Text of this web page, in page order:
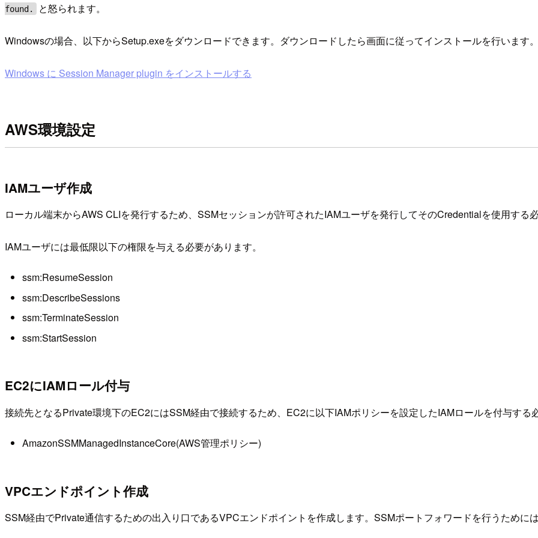
found.
と怒られます。
Windowsの場合、以下からSetup.exeをダウンロードできます。ダウンロードしたら画面に従ってインストールを行います。
Windows に Session Manager plugin をインストールする
AWS環境設定
IAMユーザ作成
ローカル端末からAWS CLIを発行するため、SSMセッションが許可されたIAMユーザを発行してそのCredentialを使用する必
IAMユーザには最低限以下の権限を与える必要があります。
ssm:ResumeSession
ssm:DescribeSessions
ssm:TerminateSession
ssm:StartSession
EC2にIAMロール付与
接続先となるPrivate環境下のEC2にはSSM経由で接続するため、EC2に以下IAMポリシーを設定したIAMロールを付与する
AmazonSSMManagedInstanceCore(AWS管理ポリシー)
VPCエンドポイント作成
SSM経由でPrivate通信するための出入り口であるVPCエンドポイントを作成します。SSMポートフォワードを行うために